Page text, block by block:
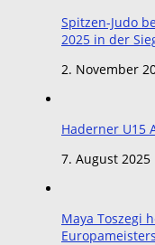
Spitzen-Judo
2025 in der
2. November
Haderner U15
7. August 2025
Maya Toszegi